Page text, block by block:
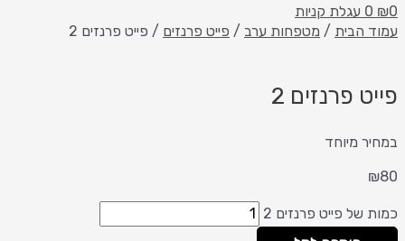
₪0
0 עגלת קניות
עמוד הבית / מטפחות ערב / פייט פרנזים / פייט פרנזים 2
פייט פרנזים 2
במחיר מיוחד
₪80
כמות של פייט פרנזים 2